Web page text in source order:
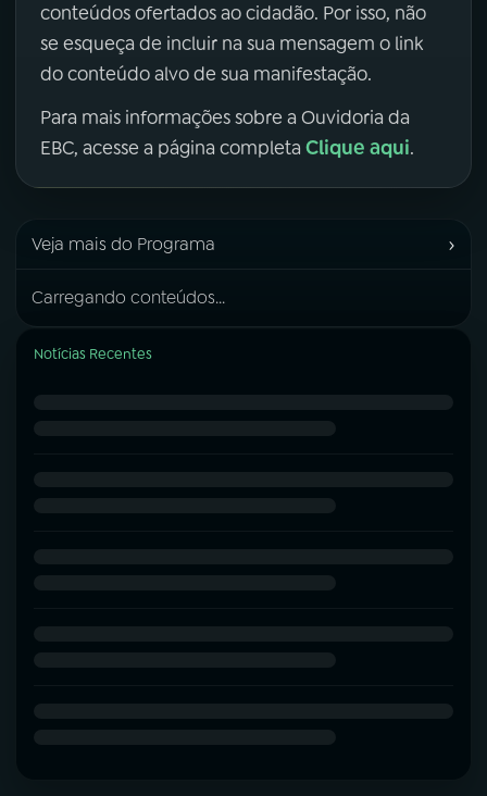
conteúdos ofertados ao cidadão. Por isso, não
se esqueça de incluir na sua mensagem o link
do conteúdo alvo de sua manifestação.
Para mais informações sobre a Ouvidoria da
EBC, acesse a página completa Clique aqui.
Veja mais do Programa ›
Carregando conteúdos...
Notícias Recentes